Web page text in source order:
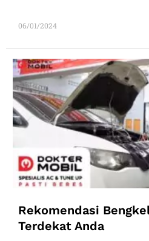
06/01/2024
Rekomendasi
Terdekat Anda